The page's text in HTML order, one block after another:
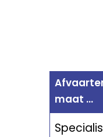
maat ...